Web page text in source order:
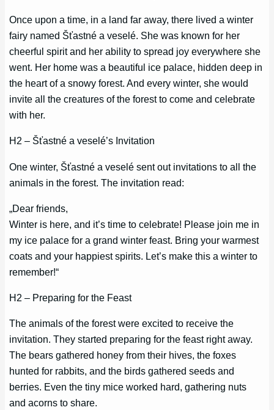
Once upon a time, in a land far away, there lived a winter
fairy named Šťastné a veselé. She was known for her
cheerful spirit and her ability to spread joy everywhere she
went. Her home was a beautiful ice palace, hidden deep in
the heart of a snowy forest. And every winter, she would
invite all the creatures of the forest to come and celebrate
with her.
H2 – Šťastné a veselé’s Invitation
One winter, Šťastné a veselé sent out invitations to all the
animals in the forest. The invitation read:
„Dear friends,
Winter is here, and it’s time to celebrate! Please join me in
my ice palace for a grand winter feast. Bring your warmest
coats and your happiest spirits. Let’s make this a winter to
remember!“
H2 – Preparing for the Feast
The animals of the forest were excited to receive the
invitation. They started preparing for the feast right away.
The bears gathered honey from their hives, the foxes
hunted for rabbits, and the birds gathered seeds and
berries. Even the tiny mice worked hard, gathering nuts
and acorns to share.